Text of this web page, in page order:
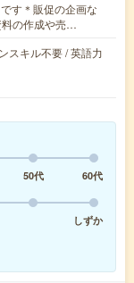
す＊販促の企画な
料の作成や売…
スキル不要 / 英語力
50代
60代
しずか